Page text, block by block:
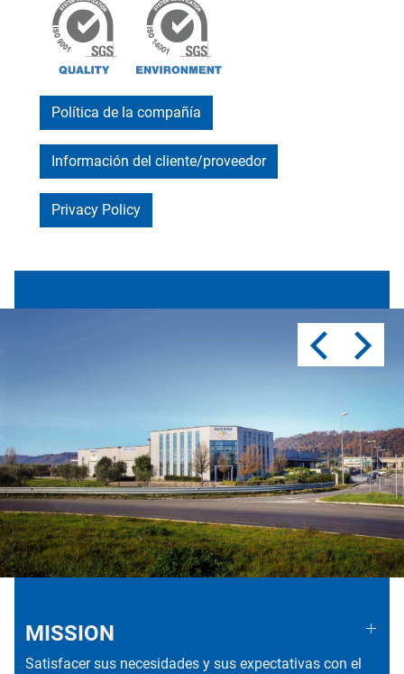
Política de la compañía
Información del cliente/proveedor
Privacy Policy
MISSION
Satisfacer sus necesidades y sus expectativas con el